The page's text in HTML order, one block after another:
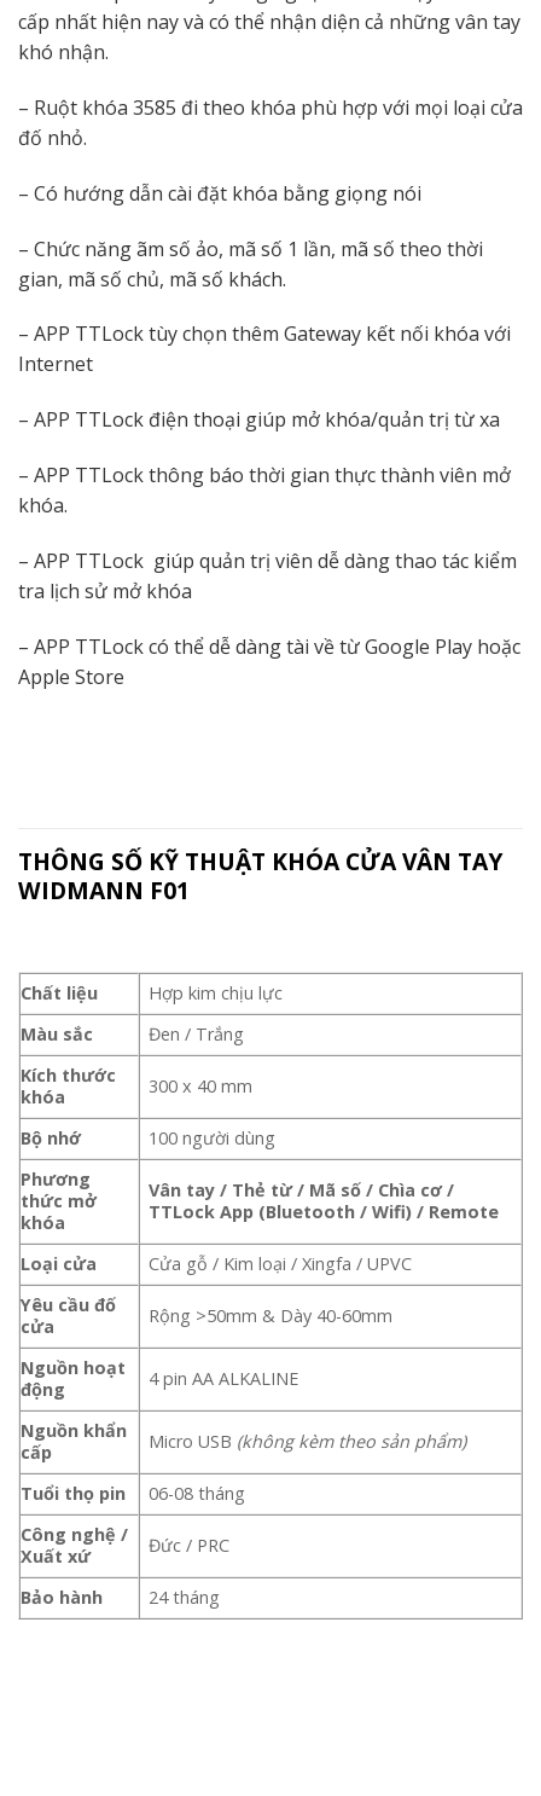
cấp nhất hiện nay và có thể nhận diện cả những vân tay
khó nhận.
– Ruột khóa 3585 đi theo khóa phù hợp với mọi loại cửa
đố nhỏ.
– Có hướng dẫn cài đặt khóa bằng giọng nói
– Chức năng ãm số ảo, mã số 1 lần, mã số theo thời
gian, mã số chủ, mã số khách.
– APP TTLock tùy chọn thêm Gateway kết nối khóa với
Internet
– APP TTLock điện thoại giúp mở khóa/quản trị từ xa
– APP TTLock thông báo thời gian thực thành viên mở
khóa.
– APP TTLock giúp quản trị viên dễ dàng thao tác kiểm
tra lịch sử mở khóa
– APP TTLock có thể dễ dàng tài về từ Google Play hoặc
Apple Store
THÔNG SỐ KỸ THUẬT KHÓA CỬA VÂN TAY
WIDMANN F01
Chất liệu
Hợp kim chịu lực
Màu sắc
Đen / Trắng
Kích thước
khóa
300 x 40 mm
Bộ nhớ
100 người dùng
Phương
thức mở
khóa
Vân tay / Thẻ từ / Mã số / Chìa cơ /
TTLock App (Bluetooth / Wifi) / Remote
Loại cửa
Cửa gỗ / Kim loại / Xingfa / UPVC
Yêu cầu đố
cửa
Rộng >50mm & Dày 40-60mm
Nguồn hoạt
động
4 pin AA ALKALINE
Nguồn khẩn
cấp
Micro USB (không kèm theo sản phẩm)
Tuổi thọ pin
06-08 tháng
Công nghệ /
Xuất xứ
Đức / PRC
Bảo hành 24 tháng